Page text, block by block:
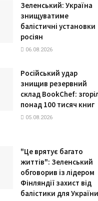
Зеленський: Україна
знищуватиме
балістичні установки
росіян
06.08.2026
Російський удар
знищив резервний
склад BookChef:
понад 100 тисяч книг
05.08.2026
"Це врятує багато
життів": Зеленський
обговорив із лідером
Фінляндії захист від
балістики для України